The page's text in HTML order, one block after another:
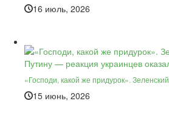
16 июль, 2026
«Господи, какой же придурок». Зеленский
15 июнь, 2026